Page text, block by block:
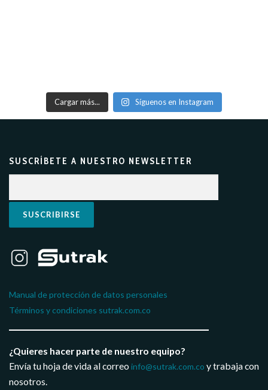
Cargar más... Síguenos en Instagram
SUSCRÍBETE A NUESTRO NEWSLETTER​
Manual de protección de datos personales
Términos y condiciones sutrak.com.co
¿Quieres hacer parte de nuestro equipo?
Envía tu hoja de vida al correo info@sutrak.com.co y trabaja con
nosotros.